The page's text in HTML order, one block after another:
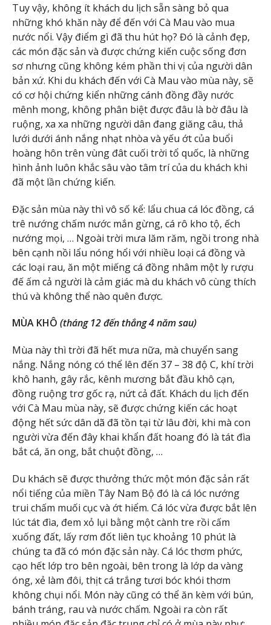
Tuy vậy, không ít khách du lịch sẵn sàng bỏ qua
những khó khăn này để đến với Cà Mau vào mua
nước nổi. Vậy điểm gì đã thu hút họ? Đó là cảnh đẹp,
các món đặc sản và được chứng kiến cuộc sống đơn
sơ nhưng cũng không kém phần thi vị của người dân
bản xứ. Khi du khách đến với Cà Mau vào mùa này, sẽ
có cơ hội chứng kiển những cánh đồng đầy nước
mênh mong, không phân biệt được đâu là bờ đâu là
ruộng, xa xa những người dân đang giăng câu, thả
lưới dưới ánh nắng nhạt nhòa và yếu ớt của buổi
hoàng hôn trên vùng đât cuối trời tổ quốc, là những
hình ảnh luôn khắc sâu vào tâm trí của du khách khi
đã một lần chứng kiến.
Đặc sản mùa này thì vô số kể: lẩu chua cá lóc đồng, cá
trê nướng chấm nước mắn gừng, cá rô kho tộ, ếch
nướng mọi, … Ngoài trời mưa lăm răm, ngồi trong nhà
bên cạnh nồi lẩu nóng hổi với nhiều loại cá đồng và
các loại rau, ăn một miếng cá đồng nhâm một ly rượu
đế ấm cả người là cảm giác mà du khách vô cùng thích
thú và không thể nào quên được.
MÙA KHÔ (tháng 12 đến thắng 4 năm sau)
Mùa này thì trời đã hết mưa nữa, mà chuyển sang
nắng. Nắng nóng có thể lên đến 37 – 38 độ C, khí trời
khô hanh, gây rắc, kênh mương bắt đầu khô cạn,
đồng ruộng trơ gốc rạ, nứt cả đất. Khách du lịch đến
với Cà Mau mùa này, sẽ được chứng kiến các hoạt
động hết sức dân dã đã tồn tại từ lâu đời, khi mà con
người vừa đến đây khai khẩn đất hoang đó là tát đìa
bắt cá, ăn ong, bắt chuột đồng, …
Du khách sẽ được thưởng thức một món đặc sản rất
nổi tiếng của miền Tây Nam Bộ đó là cá lóc nướng
trui chấm muối cục và ớt hiểm. Cá lóc vừa được bắt lên
lúc tát đìa, đem xỏ lụi bằng một cành tre rồi cấm
xuống đất, lấy rơm đốt liên tục khoảng 10 phút là
chúng ta đã có món đặc sản này. Cá lóc thơm phức,
cạo hết lớp tro bên ngoài, bên trong là lớp da vàng
óng, xẻ làm đôi, thịt cá trắng tươi bóc khói thơm
không chụi nổi. Món này cũng có thể ăn kèm với bún,
bánh tráng, rau và nước chấm. Ngoài ra còn rất